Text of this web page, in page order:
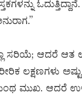
ಸರಿಯೆ; ಆದರೆ ಆತ
ಲಕ್ಷಣಗಳು
ಮುಖ. ಆದರೆ